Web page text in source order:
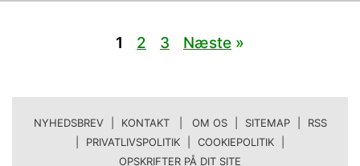
1 2 3 Næste »
NYHEDSBREV KONTAKT | OM OS SITEMAP
RSS
PRIVATLIVSPOLITIK COOKIEPOLITIK
OPSKRIFTER PÅ DIT SITE